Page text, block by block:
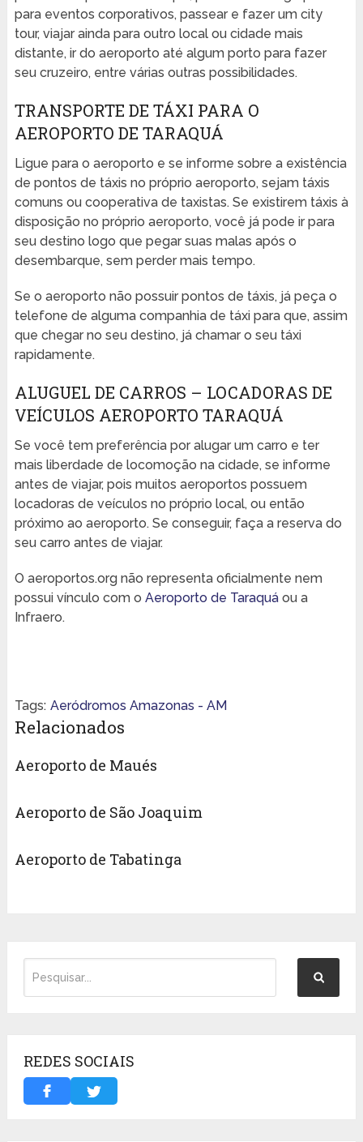
para eventos corporativos, passear e fazer um city
tour, viajar ainda para outro local ou cidade mais
distante, ir do aeroporto até algum porto para fazer
seu cruzeiro, entre várias outras possibilidades.
TRANSPORTE DE TÁXI PARA O
AEROPORTO DE TARAQUÁ
Ligue para o aeroporto e se informe sobre a existência
de pontos de táxis no próprio aeroporto, sejam táxis
comuns ou cooperativa de taxistas. Se existirem táxis à
disposição no próprio aeroporto, você já pode ir para
seu destino logo que pegar suas malas após o
desembarque, sem perder mais tempo.
Se o aeroporto não possuir pontos de táxis, já peça o
telefone de alguma companhia de táxi para que, assim
que chegar no seu destino, já chamar o seu táxi
rapidamente.
ALUGUEL DE CARROS – LOCADORAS DE
VEÍCULOS AEROPORTO TARAQUÁ
Se você tem preferência por alugar um carro e ter
mais liberdade de locomoção na cidade, se informe
antes de viajar, pois muitos aeroportos possuem
locadoras de veículos no próprio local, ou então
próximo ao aeroporto. Se conseguir, faça a reserva do
seu carro antes de viajar.
O aeroportos.org não representa oficialmente nem
possui vínculo com o Aeroporto de Taraquáou a
Infraero.
Tags: Aeródromos Amazonas - AM
Relacionados
Aeroporto de Maués
Aeroporto de São Joaquim
Aeroporto de Tabatinga
REDES SOCIAIS